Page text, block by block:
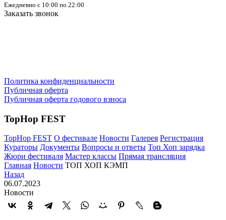
Ежедневно с 10:00 по 22:00
Заказать звонок
Политика конфиденциальности
Публичная оферта
Публичная оферта годового взноса
TopHop FEST
TopHop FEST О фестивале Новости Галерея Регистрация
Кураторы Документы Вопросы и ответы Топ Хоп зарядка
Жюри фестиваля Мастер классы Прямая трансляция
Главная Новости ТОП ХОП КЭМП
Назад
06.07.2023
Новости